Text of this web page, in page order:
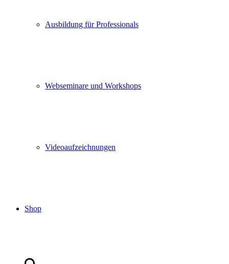
Ausbildung für Professionals
Webseminare und Workshops
Videoaufzeichnungen
Shop